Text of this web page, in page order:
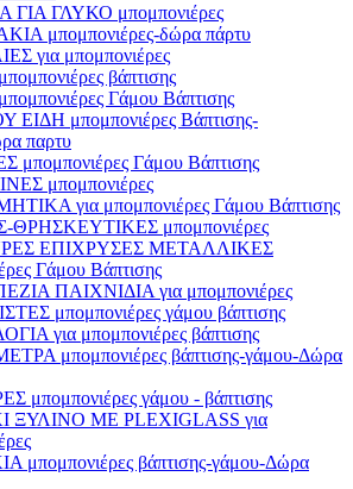
ΓΛΥΚΟ μπομπονιέρες
μπομπονιέρες-δώρα πάρτυ
για μπομπονιέρες
βάπτισης
Γάμου Βάπτισης
ΕΙΔΗ μπομπονιέρες Βάπτισης-
παρτυ
μπομπονιέρες Γάμου Βάπτισης
μπομπονιέρες
για μπομπονιέρες Γάμου Βάπτισης
ΘΡΗΣΚΕΥΤΙΚΕΣ μπομπονιέρες
ΕΠΙΧΡΥΣΕΣ ΜΕΤΑΛΛΙΚΕΣ
Γάμου Βάπτισης
ΠΑΙΧΝΙΔΙΑ για μπομπονιέρες
μπομπονιέρες γάμου βάπτισης
για μπομπονιέρες βάπτισης
μπομπονιέρες βάπτισης-γάμου-Δώρα
μπομπονιέρες γάμου - βάπτισης
ΞΥΛΙΝΟ ΜΕ PLEXIGLASS για
μπομπονιέρες βάπτισης-γάμου-Δώρα